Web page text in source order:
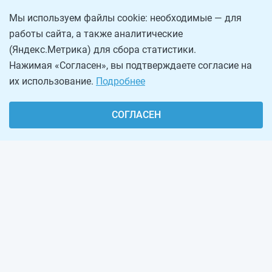
Мы используем файлы cookie: необходимые — для
работы сайта, а также аналитические
(Яндекс.Метрика) для сбора статистики.
Нажимая «Согласен», вы подтверждаете согласие на
их использование. Подробнее
СОГЛАСЕН